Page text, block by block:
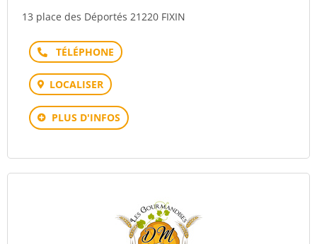
13 place des Déportés 21220 FIXIN
Téléphone
LOCALISER
PLUS D'INFOS